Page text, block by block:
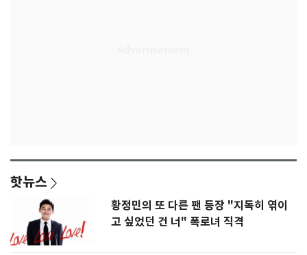
핫뉴스
황정민의 또 다른 팬 등장 "지독히 엮이
고 싶었던 건 너" 폭로녀 직격